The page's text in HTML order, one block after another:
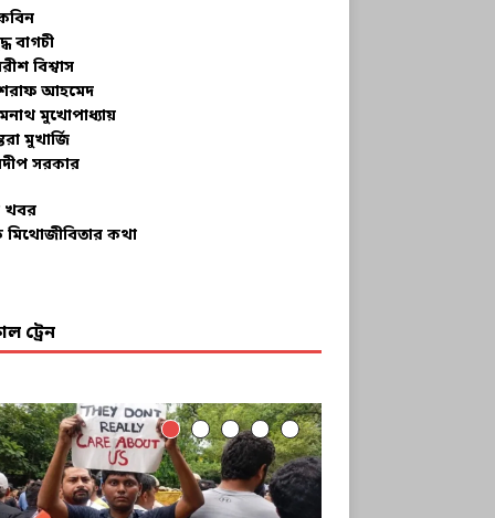
বাগচী
বিশ্বাস
আহমেদ
মুখোপাধ্যায়
মুখার্জি
সরকার
খবর
কথা
ট্রেন